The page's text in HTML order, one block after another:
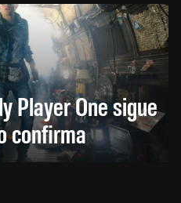
Player One sigue
confirma